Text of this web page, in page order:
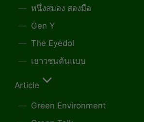
หนึ่งสมอง สองมือ
Gen Y
The Eyedol
เยาวชนต้นแบบ
Article
Green Environment